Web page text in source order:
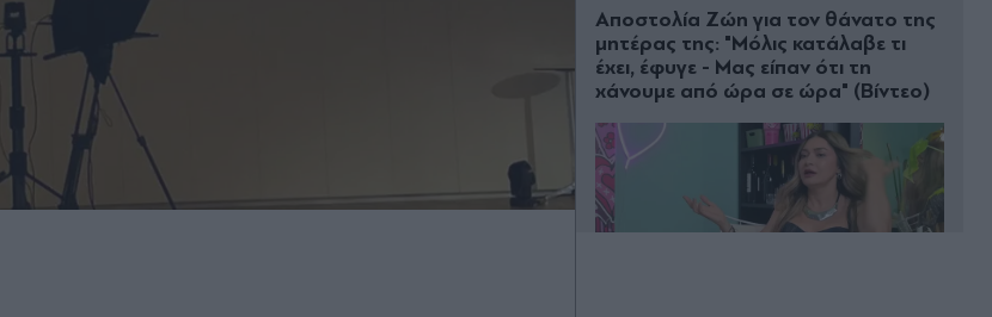
Αποστολία Ζώη για τον θάνατο της
μητέρας της: "Μόλις κατάλαβε τι
έχει, έφυγε - Μας είπαν ότι τη
χάνουμε από ώρα σε ώρα" (Βίντεο)